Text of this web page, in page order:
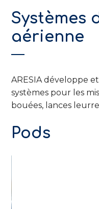
Systèmes
aérienne
ARESIA développe
systèmes pour les
bouées, lances
Pods